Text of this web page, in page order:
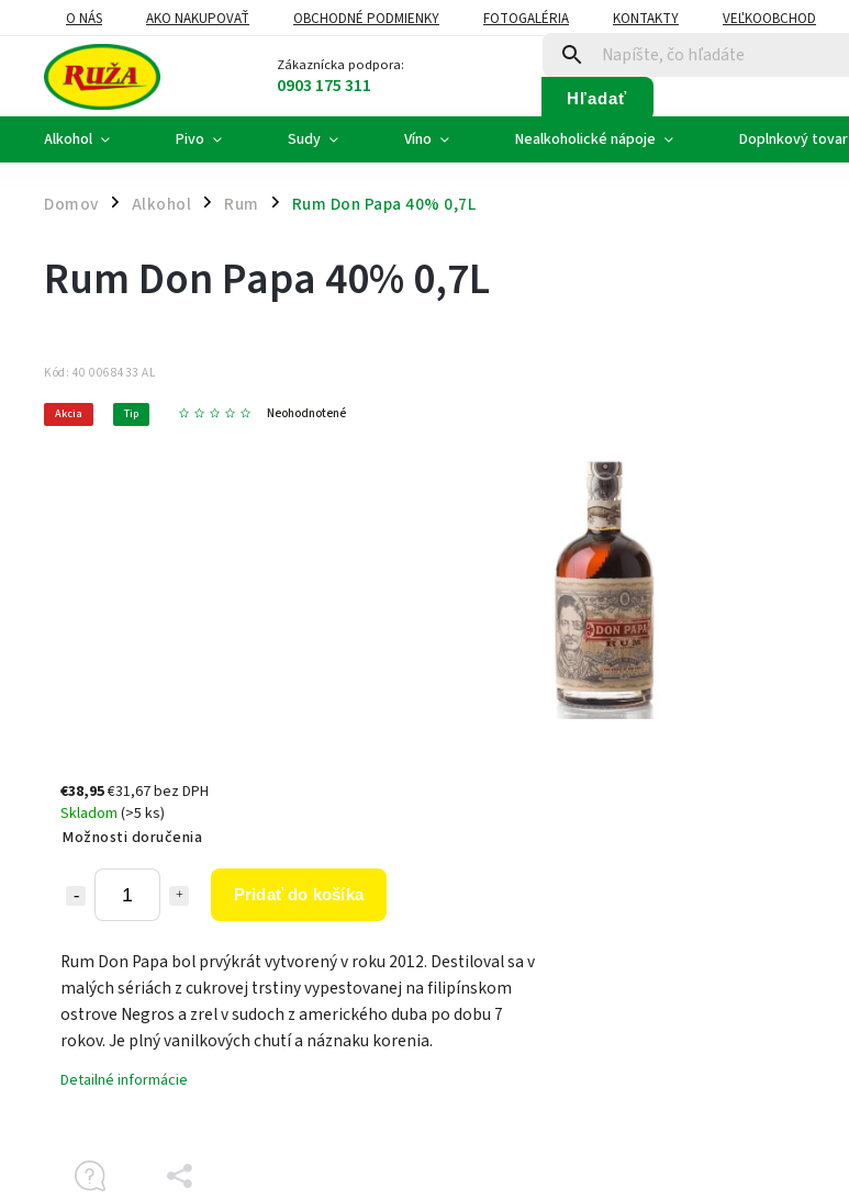
O NÁS AKO NAKUPOVAŤ OBCHODNÉ PODMIENKY FOTOGALÉRIA KONTAKTY VEĽKOOBCHOD
DARČEKOVÉ KOŠE A FIREMNÉ DARČEKY
SVADOBNÉ VÍNO - ETIKETY
PLÁN ROZVOZU
Zákaznícka podpora:
0903 175 311 Hľadať
Alkohol Pivo Sudy Víno Nealkoholické nápoje Doplnkový tovar
Domov / Alkohol / Rum / Rum Don Papa 40% 0,7L
Rum Don Papa 40% 0,7L
Kód: 40 0068433 AL
Akcia Tip Neohodnotené
€38,95€31,67 bez DPH
Skladom (>5 ks)
Možnosti doručenia
Pridať do košíka
Rum Don Papa bol prvýkrát vytvorený v roku 2012. Destiloval sa v
malých sériách z cukrovej trstiny vypestovanej na filipínskom
ostrove Negros a zrel v sudoch z amerického duba po dobu 7
rokov. Je plný vanilkových chutí a náznaku korenia.
Detailné informácie